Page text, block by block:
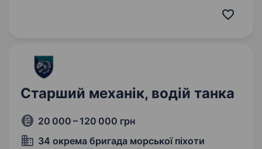
Старший механік, водій танка
20 000 – 120 000 грн
34 окрема бригада морської піхоти